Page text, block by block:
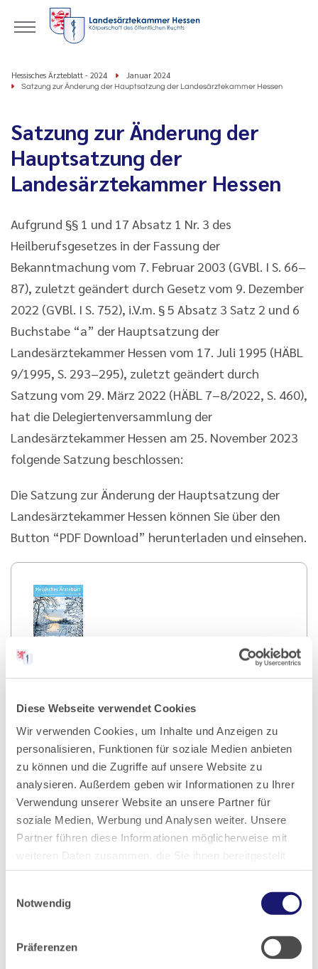
Diese Webseite verwendet Cookies
Wir verwenden Cookies, um Inhalte und Anzeigen zu
personalisieren, Funktionen für soziale Medien anbieten
zu können und die Zugriffe auf unsere Website zu
analysieren. Außerdem geben wir Informationen zu Ihrer
Verwendung unserer Website an unsere Partner für
soziale Medien, Werbung und Analysen weiter. Unsere
Partner führen diese Informationen möglicherweise mit
weiteren Daten zusammen, die Sie ihnen bereitgestellt
haben oder die sie im Rahmen Ihrer Nutzung der Dienste
Notwendig
Präferenzen
Hessisches Ärzteblatt - 2024 Januar 2024
Satzung zur Änderung der Hauptsatzung der Landesärztekammer Hessen
Satzung zur Änderung der
Hauptsatzung der
Landesärztekammer Hessen
Aufgrund §§ 1 und 17 Absatz 1 Nr. 3 des
Heilberufsgesetzes in der Fassung der
Bekanntmachung vom 7. Februar 2003 (GVBl. I S. 66–
87), zuletzt geändert durch Gesetz vom 9. Dezember
2022 (GVBl. I S. 752), i.V.m. § 5 Absatz 3 Satz 2 und 6
Buchstabe “a” der Hauptsatzung der
Landesärztekammer Hessen vom 17. Juli 1995 (HÄBL
9/1995, S. 293–295), zuletzt geändert durch
Satzung vom 29. März 2022 (HÄBL 7–8/2022, S. 460),
hat die Delegiertenversammlung der
Landesärztekammer Hessen am 25. November 2023
folgende Satzung beschlossen:
Die Satzung zur Änderung der Hauptsatzung der
Landesärztekammer Hessen können Sie über den
Button “PDF Download” herunterladen und einsehen.
Hessisches Ärzteblatt
Ausgabe 1/2024
Teilen
PDF Download